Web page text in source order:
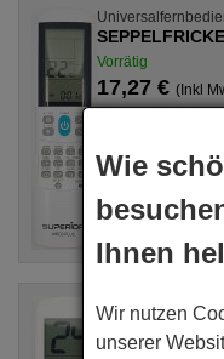
Vorrätig
17,27 € (Inkl
Seppelfricke
(D4324009),
DBO335AG,
Vorrätig
Wie
Ihnen
Wir nutzen
unserer